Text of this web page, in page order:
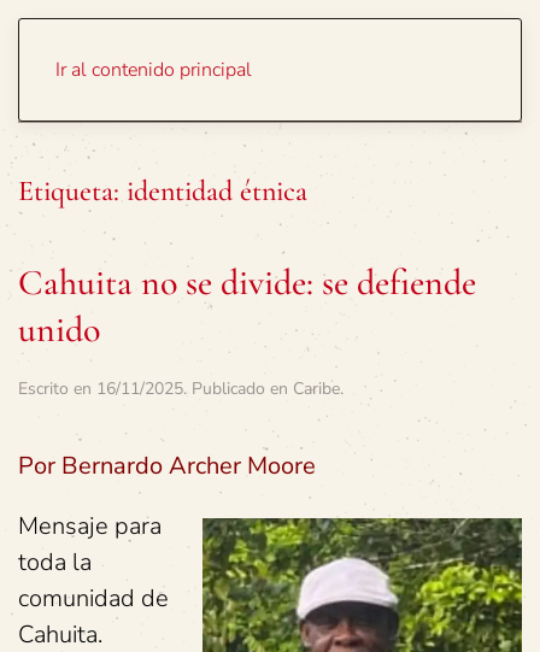
Ir al contenido principal
Etiqueta: identidad étnica
Cahuita no se divide: se defiende
unido
Escrito en 16/11/2025. Publicado en Caribe.
Por Bernardo Archer Moore
Mensaje para
toda la
comunidad de
Cahuita.